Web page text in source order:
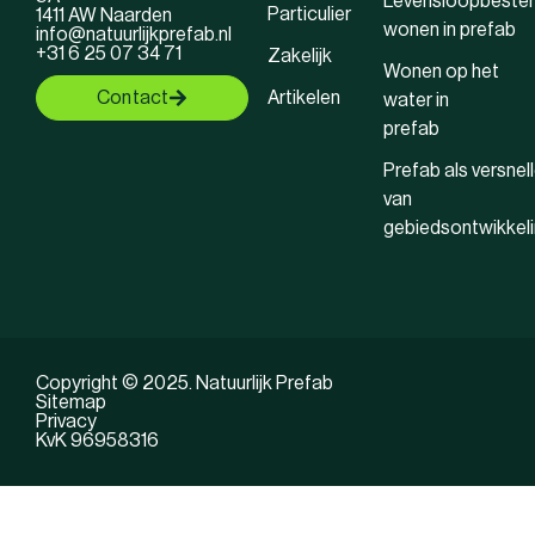
1411 AW Naarden
info@natuurlijkprefab.nl
+31 6 25 07 34 71
Contact
Particulier
Zakelijk
Artikelen
wonen in prefab
Wonen op het
water in
prefab
Prefab als
van
Copyright © 2025. Natuurlijk Prefab
Sitemap
Privacy
KvK 96958316